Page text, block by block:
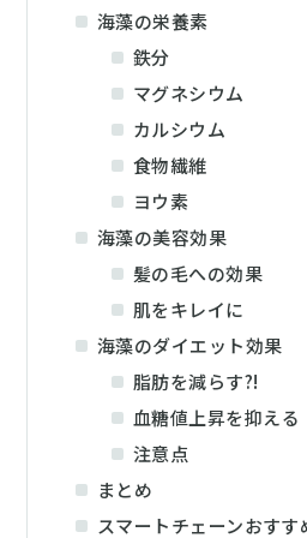
海藻の栄養素
鉄分
マグネシウム
カルシウム
食物繊維
ヨウ素
海藻の美容効果
髪の毛への効果
肌をキレイに
海藻のダイエット効果
脂肪を減らす?!
血糖値上昇を抑える
注意点
まとめ
スマートチェーンおすす